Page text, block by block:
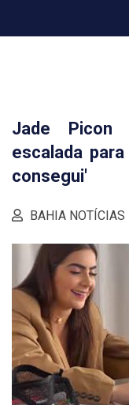
Jade
escalada
consegui'
BAHIA NOTÍCIAS